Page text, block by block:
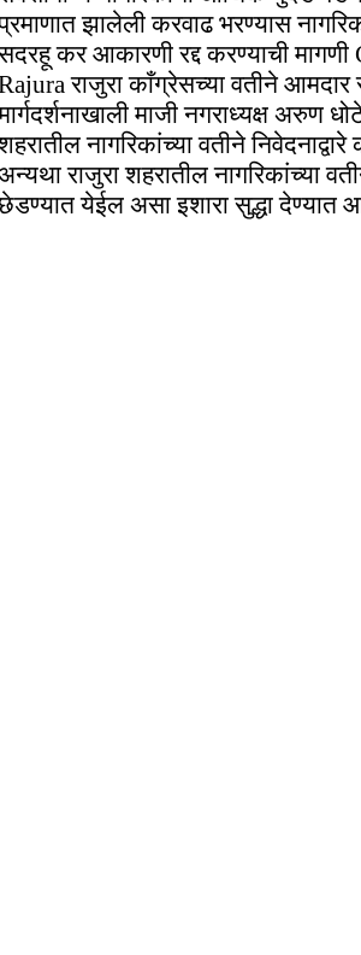
झालेली करवाढ भरण्यास
कर आकारणी रद्द करण्याची
राजुरा काँग्रेसच्या वतीने आमदार
माजी नगराध्यक्ष अरुण
नागरिकांच्या वतीने
राजुरा शहरातील नागरिकांच्या
येईल असा इशारा सुद्धा देण्यात